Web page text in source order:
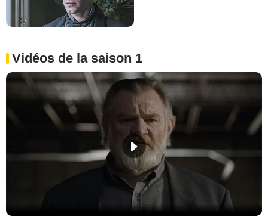
Vidéos de la saison 1